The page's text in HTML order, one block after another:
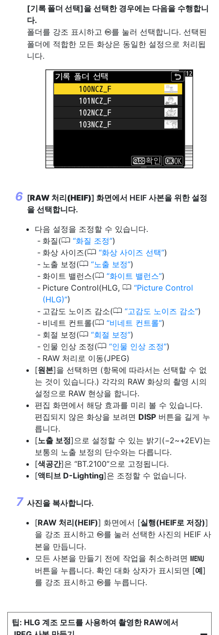
[기록 폴더 선택]을 선택한 경우에는 다음을 수행합니
다.
폴더를 강조 표시하고 J를 눌러 선택합니다. 선택된
폴더에 적합한 모든 화상은 동일한 설정으로 처리됩
니다.
[RAW 처리(HEIF)] 화면에서 HEIF 사본을 위한 설정
을 선택합니다.
다음 설정을 조정할 수 있습니다.
화질(0 화질 조정 )
화상 사이즈(0 화상 사이즈 선택 )
노출 보정(0 노출 보정 )
화이트 밸런스(0 화이트 밸런스 )
Picture Control(HLG, 0 Picture Control
(HLG) )
고감도 노이즈 감소(0 고감도 노이즈 감소 )
비네트 컨트롤(0 비네트 컨트롤 )
회절 보정(0 회절 보정 )
인물 인상 조정(0 인물 인상 조정 )
RAW 처리로 이동(JPEG)
[원본]을 선택하면 (항목에 따라서는 선택할 수 없
는 것이 있습니다.) 각각의 RAW 화상의 촬영 시의
설정으로 RAW 현상을 합니다.
편집 화면에서 해당 효과를 미리 볼 수 있습니다.
편집되지 않은 화상을 보려면 DISP 버튼을 길게 누
릅니다.
[노출 보정]으로 설정할 수 있는 밝기(−2~+2EV)는
보통의 노출 보정의 단수와는 다릅니다.
[색공간]은 “BT.2100”으로 고정됩니다.
[액티브 D-Lighting]은 조정할 수 없습니다.
사진을 복사합니다.
[RAW 처리(HEIF)] 화면에서 [실행(HEIF로 저장)]
을 강조 표시하고 J를 눌러 선택한 사진의 HEIF 사
본을 만듭니다.
모든 사본을 만들기 전에 작업을 취소하려면 G
버튼을 누릅니다. 확인 대화 상자가 표시되면 [예]
를 강조 표시하고 J를 누릅니다.
HLG 계조 모드를 사용하여 촬영한 RAW에서